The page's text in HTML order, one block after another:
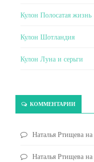
Кулон Полосатая жизнь
Кулон Шотландия
Кулон Луна и серьги
КОММЕНТАРИИ
Наталья Ртищева на
Наталья Ртищева на